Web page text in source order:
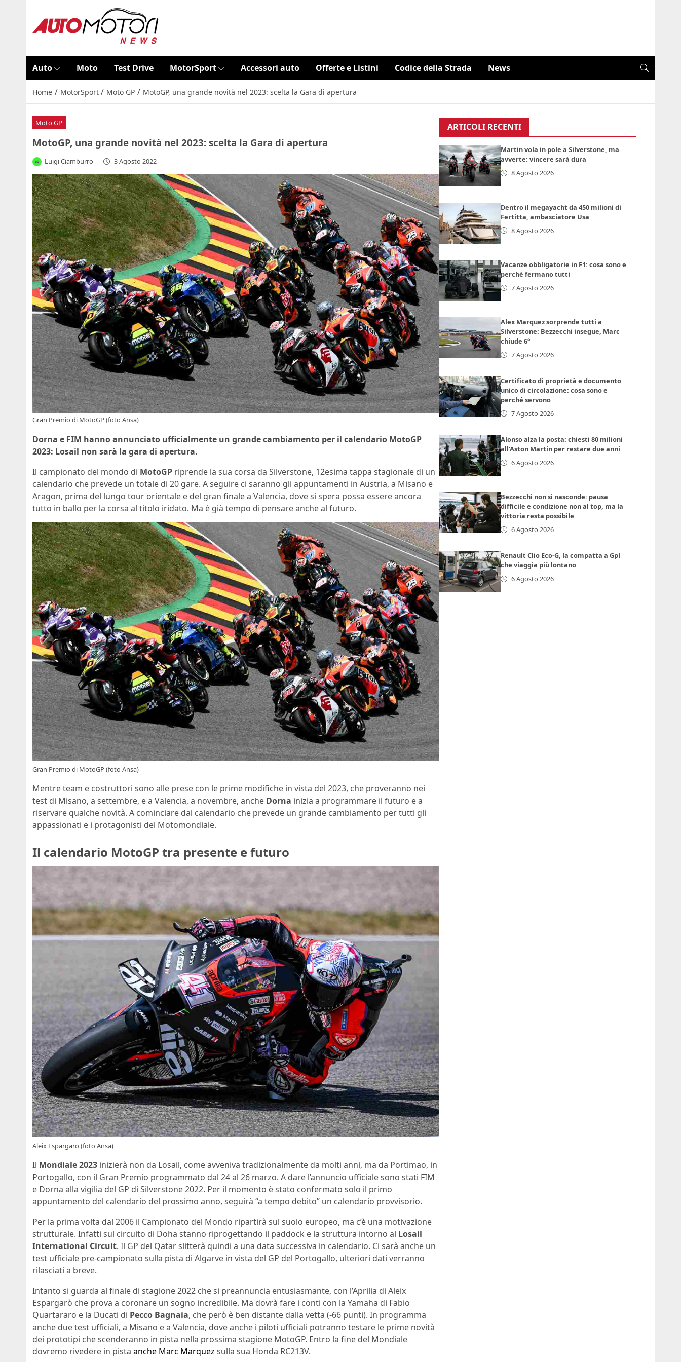
Auto Moto Test Drive MotorSport Accessori auto Offerte e Listini Codice della Strada News
Home / MotorSport / Moto GP / MotoGP, una grande novità nel 2023: scelta la Gara di apertura
Moto GP
MotoGP, una grande novità nel 2023: scelta la Gara di apertura
Luigi Ciamburro - 3 Agosto 2022
Gran Premio di MotoGP (foto Ansa)
Dorna e FIM hanno annunciato ufficialmente un grande cambiamento per il calendario MotoGP
2023: Losail non sarà la gara di apertura.
Il campionato del mondo di MotoGP riprende la sua corsa da Silverstone, 12esima tappa stagionale di un
calendario che prevede un totale di 20 gare. A seguire ci saranno gli appuntamenti in Austria, a Misano e
Aragon, prima del lungo tour orientale e del gran finale a Valencia, dove si spera possa essere ancora
tutto in ballo per la corsa al titolo iridato. Ma è già tempo di pensare anche al futuro.
Gran Premio di MotoGP (foto Ansa)
Mentre team e costruttori sono alle prese con le prime modifiche in vista del 2023, che proveranno nei
test di Misano, a settembre, e a Valencia, a novembre, anche Dorna inizia a programmare il futuro e a
riservare qualche novità. A cominciare dal calendario che prevede un grande cambiamento per tutti gli
appassionati e i protagonisti del Motomondiale.
Il calendario MotoGP tra presente e futuro
Aleix Espargaro (foto Ansa)
Il Mondiale 2023 inizierà non da Losail, come avveniva tradizionalmente da molti anni, ma da Portimao, in
Portogallo, con il Gran Premio programmato dal 24 al 26 marzo. A dare l’annuncio ufficiale sono stati FIM
e Dorna alla vigilia del GP di Silverstone 2022. Per il momento è stato confermato solo il primo
appuntamento del calendario del prossimo anno, seguirà “a tempo debito” un calendario provvisorio.
Per la prima volta dal 2006 il Campionato del Mondo ripartirà sul suolo europeo, ma c’è una motivazione
strutturale. Infatti sul circuito di Doha stanno riprogettando il paddock e la struttura intorno al Losail
International Circuit. Il GP del Qatar slitterà quindi a una data successiva in calendario. Ci sarà anche un
test ufficiale pre-campionato sulla pista di Algarve in vista del GP del Portogallo, ulteriori dati verranno
rilasciati a breve.
Intanto si guarda al finale di stagione 2022 che si preannuncia entusiasmante, con l’Aprilia di Aleix
Espargarò che prova a coronare un sogno incredibile. Ma dovrà fare i conti con la Yamaha di Fabio
Quartararo e la Ducati di Pecco Bagnaia, che però è ben distante dalla vetta (-66 punti). In programma
anche due test ufficiali, a Misano e a Valencia, dove anche i piloti ufficiali potranno testare le prime novità
dei prototipi che scenderanno in pista nella prossima stagione MotoGP. Entro la fine del Mondiale
dovremo rivedere in pista anche Marc Marquez sulla sua Honda RC213V.
ARTICOLI RECENTI
Martin vola in pole a Silverstone, ma
avverte: vincere sarà dura
8 Agosto 2026
Dentro il megayacht da 450 milioni di
Fertitta, ambasciatore Usa
8 Agosto 2026
Vacanze obbligatorie in F1: cosa sono e
perché fermano tutti
7 Agosto 2026
Alex Marquez sorprende tutti a
Silverstone: Bezzecchi insegue, Marc
chiude 6°
7 Agosto 2026
Certificato di proprietà e documento
unico di circolazione: cosa sono e
perché servono
7 Agosto 2026
Alonso alza la posta: chiesti 80 milioni
all’Aston Martin per restare due anni
6 Agosto 2026
Bezzecchi non si nasconde: pausa
difficile e condizione non al top, ma la
vittoria resta possibile
6 Agosto 2026
Renault Clio Eco-G, la compatta a Gpl
che viaggia più lontano
6 Agosto 2026